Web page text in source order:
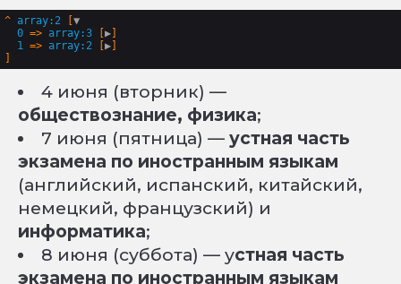
^ array:2 [▼
0 => array:3 [▶]
1
=> array:2 [▶
4 июня (вторник) —
обществознание, физика;
7 июня (пятница) —устная часть
экзамена по иностранным языкам
(английский, испанский, китайский,
немецкий, французский) и
информатика;
8 июня (суббота) — устная часть
экзамена по иностранным языкам